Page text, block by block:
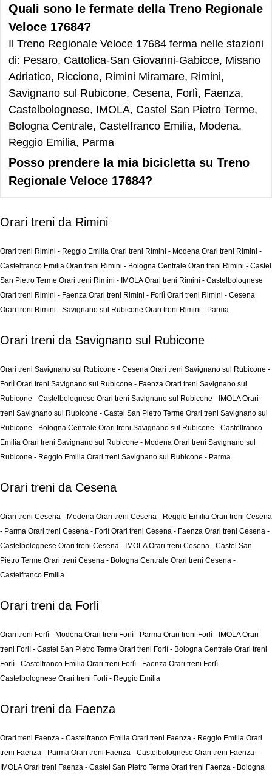
Quali sono le fermate della Treno Regionale
Veloce 17684?
Il Treno Regionale Veloce 17684 ferma nelle stazioni
di: Pesaro, Cattolica-San Giovanni-Gabicce, Misano
Adriatico, Riccione, Rimini Miramare, Rimini,
Savignano sul Rubicone, Cesena, Forlì, Faenza,
Castelbolognese, IMOLA, Castel San Pietro Terme,
Bologna Centrale, Castelfranco Emilia, Modena,
Reggio Emilia, Parma
Posso prendere la mia bicicletta su Treno
Regionale Veloce 17684?
Orari treni da Rimini
Orari treni Rimini - Reggio Emilia Orari treni Rimini - Modena Orari treni Rimini -
Castelfranco Emilia Orari treni Rimini - Bologna Centrale Orari treni Rimini - Castel
San Pietro Terme Orari treni Rimini - IMOLAOrari treni Rimini - Castelbolognese
Orari treni Rimini - Faenza Orari treni Rimini - Forlì Orari treni Rimini - Cesena
Orari treni Rimini - Savignano sul Rubicone Orari treni Rimini - Parma
Orari treni da Savignano sul Rubicone
Orari treni Savignano sul Rubicone - Cesena Orari treni Savignano sul Rubicone -
Forlì Orari treni Savignano sul Rubicone - Faenza Orari treni Savignano sul
Rubicone - Castelbolognese Orari treni Savignano sul Rubicone - IMOLAOrari
treni Savignano sul Rubicone - Castel San Pietro Terme Orari treni Savignano sul
Rubicone - Bologna Centrale Orari treni Savignano sul Rubicone - Castelfranco
Emilia Orari treni Savignano sul Rubicone - Modena Orari treni Savignano sul
Rubicone - Reggio Emilia Orari treni Savignano sul Rubicone - Parma
Orari treni da Cesena
Orari treni Cesena - Modena Orari treni Cesena - Reggio Emilia Orari treni Cesena
- Parma Orari treni Cesena - Forlì Orari treni Cesena - Faenza Orari treni Cesena -
Castelbolognese Orari treni Cesena - IMOLAOrari treni Cesena - Castel San
Pietro Terme Orari treni Cesena - Bologna Centrale Orari treni Cesena -
Castelfranco Emilia
Orari treni da Forlì
Orari treni Forlì - Modena Orari treni Forlì - Parma Orari treni Forlì - IMOLAOrari
treni Forlì - Castel San Pietro Terme Orari treni Forlì - Bologna Centrale Orari treni
Forlì - Castelfranco Emilia Orari treni Forlì - Faenza Orari treni Forlì -
Castelbolognese Orari treni Forlì - Reggio Emilia
Orari treni da Faenza
Orari treni Faenza - Castelfranco Emilia Orari treni Faenza - Reggio Emilia Orari
treni Faenza - Parma Orari treni Faenza - Castelbolognese Orari treni Faenza -
IMOLAOrari treni Faenza - Castel San Pietro Terme Orari treni Faenza - Bologna